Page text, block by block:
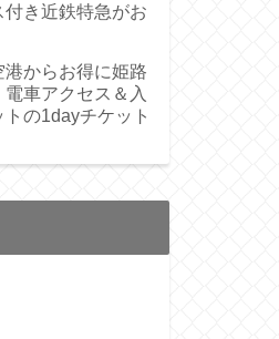
付き近鉄特急がお
港からお得に姫路
電車アクセス＆入
トの1dayチケット